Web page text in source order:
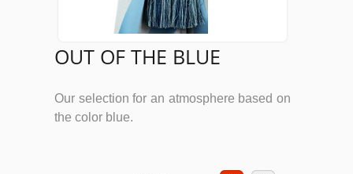
OUT OF THE BLUE
Our selection for an atmosphere based on
the color blue.